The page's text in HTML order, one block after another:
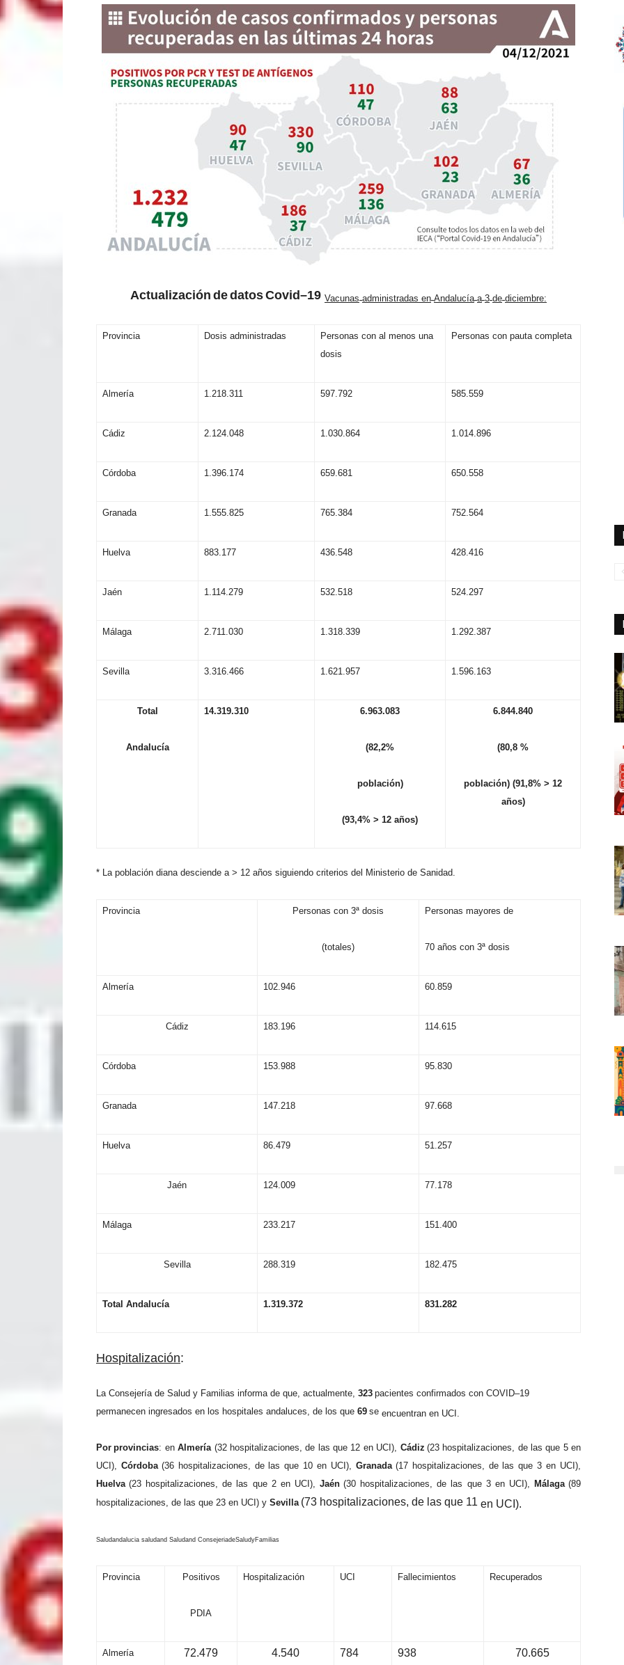
Actua lización dedatosCovid–19 Vacunas administradas en Anda ucía a 3 de diciem bre:
Provincia Dosis administradas
Personas con al menos una
dosis
Personas con pauta completa
Almería 1.218.311 597.792 585.559
Cádiz 2.124.048 1.030.864 1.014.896
Córdoba 1.396.174 659.681 650.558
Granada 1.555.825 765.384 752.564
Huelva 883.177 436.548 428.416
Jaén 1.114.279 532.518 524.297
Málaga 2.711.030 1.318.339 1.292.387
Sevilla 3.316.466 1.621.957 1.596.163
Total
Andalucía
14.319.310 6.963.083
(82,2%
población)
(93,4% > 12 años)
6.844.840
(80,8 %
población) (91,8% > 12
años)
* La pob ación diana desciende a > 12 años siguiendo criterios del Ministerio de Sanidad.
Provincia Personas con 3ª dosis
(totales)
Personas mayores de
70 años con 3ª dosis
Almería 102.946 60.859
Cádiz 183.196 114.615
Córdoba 153.988 95.830
Granada 147.218 97.668
Huelva 86.479 51.257
Jaén 124.009 77.178
Málaga 233.217 151.400
Sevilla 288.319 182.475
Total Andalucía 1.319.372 831.282
Hospitalización:
La Consejería de Salud y Familias informa de que, actualmente, 323 pacientes confirmados con COV D–19
permanecen ingresados en os hospitales andaluces, de os que 69 se encuentran en UCI
Por provincias: enA lmería (32 hospitalizaciones, de as que 12 en UC I), Cád iz (23 hospitalizaciones, de as que 5 en
UC I), Córdoba (36 hospitalizaciones, de las que 10 en UC I), Granada (17 hospitalizaciones, de las que 3 en UC I),
Hue va (23 hospitalizaciones, de las que 2 en UCI ), Jaén (30 hospitalizaciones, de las que 3 en UCI), Mál aga (89
hospitalizaciones, de as que 23 en UC ) y Sevi a (73 hospita izaciones, de las que 11 en UCI ).
Sa ludanda ucia sa ludand Sa ludand ConsejeriadeSa udyFamilias
Provincia Positivos
PDIA
Hospitalización UCI Fallecimientos Recuperados
Almería 72.479 4.540 784 938 70.665